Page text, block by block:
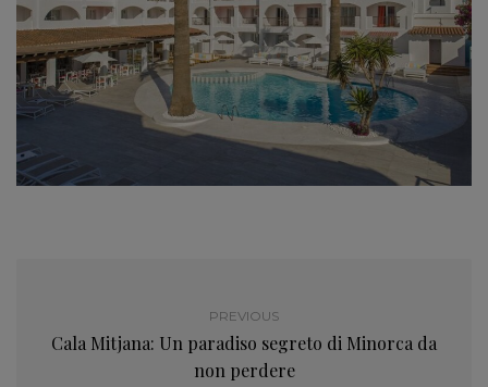
PREVIOUS
Cala Mitjana: Un paradiso segreto di Minorca da
non perdere